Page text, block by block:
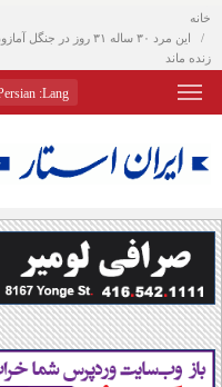
خانه
این مرد ۳۰ ساله ۳۱
زنده ماند
Lang
: Persian